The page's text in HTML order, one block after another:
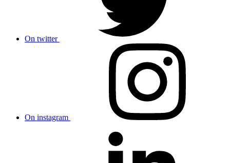
On twitter
On instagram